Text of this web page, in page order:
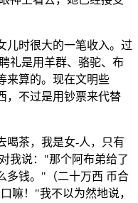
儿时很大的一笔收入。过
礼是用羊群、骆驼、布
算的。现在文明些
，不过是用钞票来代替
喝茶，我是女-人，只有
我说："那个阿布弟给了
多钱。"（二十万西 币合
嘛！"我不以为然地说，